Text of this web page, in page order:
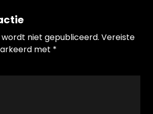
niet gepubliceerd. Vereiste
met *